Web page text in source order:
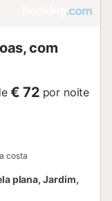
um alpendre bem
com
€ 72 por noite
costa
plana, Jardim,